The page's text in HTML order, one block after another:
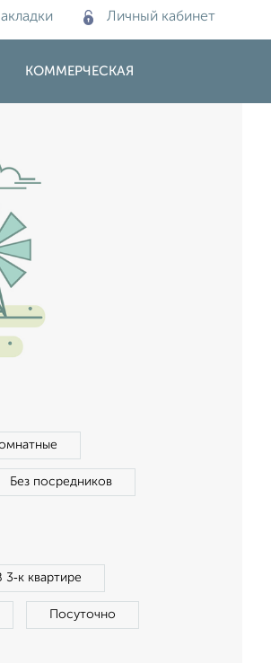
Личный кабинет
КОММЕРЧЕСКАЯ
Без посредников
3‑к квартире
Посуточно